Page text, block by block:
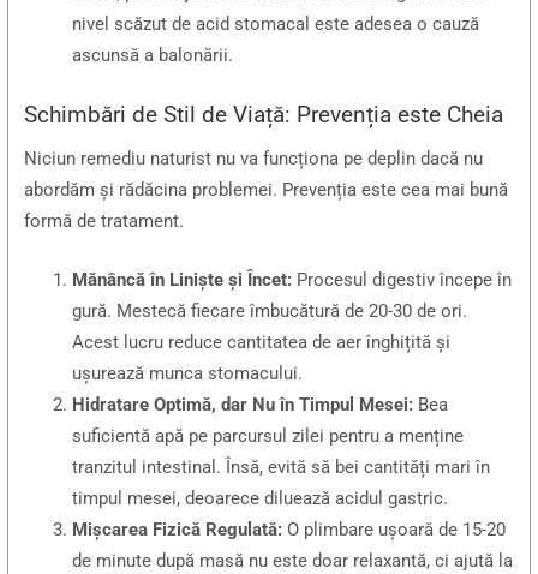
nivel scăzut de acid stomacal este adesea o cauză
ascunsă a balonării.
Schimbări de Stil de Viață: Prevenția este Cheia
Niciun remediu naturist nu va funcționa pe deplin dacă nu
abordăm și rădăcina problemei. Prevenția este cea mai bună
formă de tratament.
Mănâncă în Liniște și Încet: Procesul digestiv începe în
gură. Mestecă fiecare îmbucătură de 20-30 de ori.
Acest lucru reduce cantitatea de aer înghițită și
ușurează munca stomacului.
Hidratare Optimă, dar Nu în Timpul Mesei: Bea
suficientă apă pe parcursul zilei pentru a menține
tranzitul intestinal. Însă, evită să bei cantități mari în
timpul mesei, deoarece diluează acidul gastric.
Mișcarea Fizică Regulată: O plimbare ușoară de 15-20
de minute după masă nu este doar relaxantă, ci ajută la